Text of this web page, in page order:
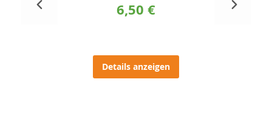
6,50 €
Details anzeigen